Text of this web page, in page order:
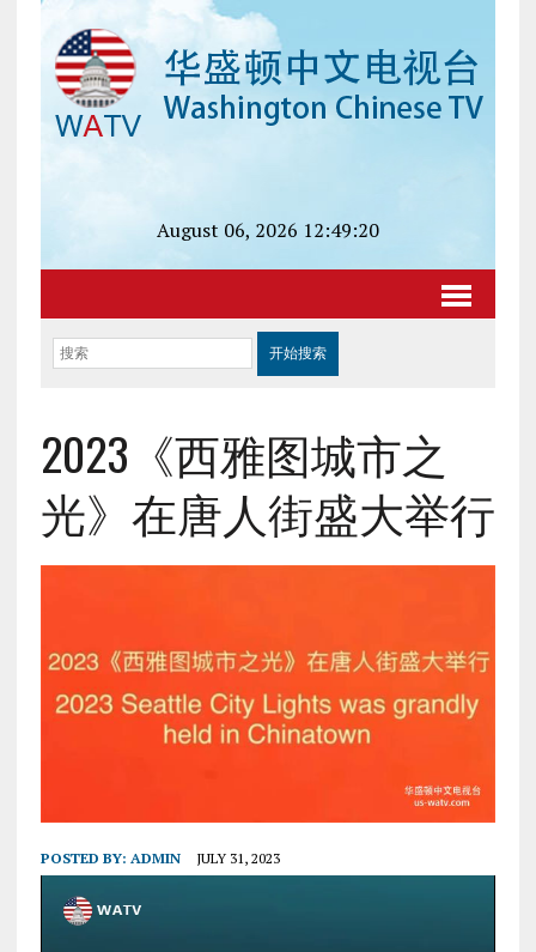
August 06, 2026 12:49:20
2023《西雅图城市之
光》在唐人街盛大举行
POSTED BY: ADMIN JULY 31, 2023